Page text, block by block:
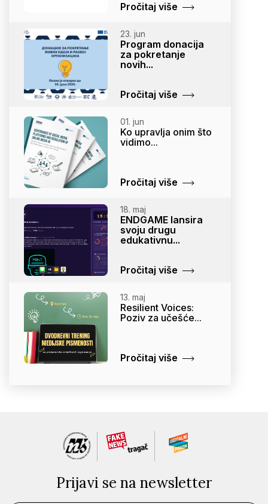
Pročitaj više
23. jun
Program donacija
za pokretanje
novih...
Pročitaj više
01. jun
Ko upravlja onim što
vidimo...
Pročitaj više
18. maj
ENDGAME lansira
svoju drugu
edukativnu...
Pročitaj više
13. maj
Resilient Voices:
Poziv za učešće...
Pročitaj više
Prijavi se na newsletter